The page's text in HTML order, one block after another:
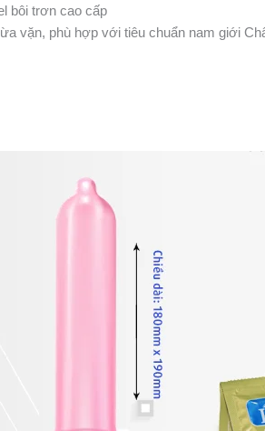
bôi trơn cao cấp
vặn, phù hợp với tiêu chuẩn nam giới